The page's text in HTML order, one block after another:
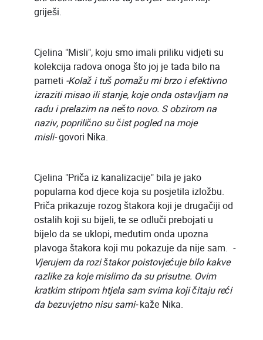
griješi.
Cjelina "Misli", koju smo imali priliku vidjeti su
kolekcija radova onoga što joj je tada bilo na
pameti -Kolaž i tuš pomažu mi brzo i efektivno
izraziti misao ili stanje, koje onda ostavljam na
radu i prelazim na nešto novo. S obzirom na
naziv, poprilično su čist pogled na moje
misli-govori Nika.
Cjelina "Priča iz kanalizacije" bila je jako
popularna kod djece koja su posjetila izložbu.
Priča prikazuje rozog štakora koji je drugačiji od
ostalih koji su bijeli, te se odluči prebojati u
bijelo da se uklopi, međutim onda upozna
plavoga štakora koji mu pokazuje da nije sam. -
Vjerujem da rozi štakor poistovjećuje bilo kakve
razlike za koje mislimo da su prisutne. Ovim
kratkim stripom htjela sam svima koji čitaju reći
da bezuvjetno nisu sami-kaže Nika.